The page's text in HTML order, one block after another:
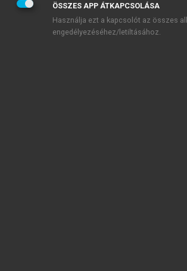
ÖSSZES APP ÁTKAPCSOLÁSA
Használja ezt a kapcsolót az összes
engedélyezéséhez/letiltásához.